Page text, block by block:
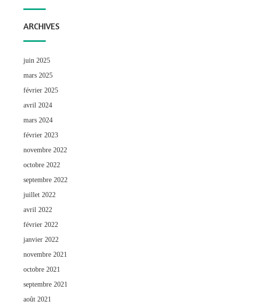
ARCHIVES
juin 2025
mars 2025
février 2025
avril 2024
mars 2024
février 2023
novembre 2022
octobre 2022
septembre 2022
juillet 2022
avril 2022
février 2022
janvier 2022
novembre 2021
octobre 2021
septembre 2021
août 2021